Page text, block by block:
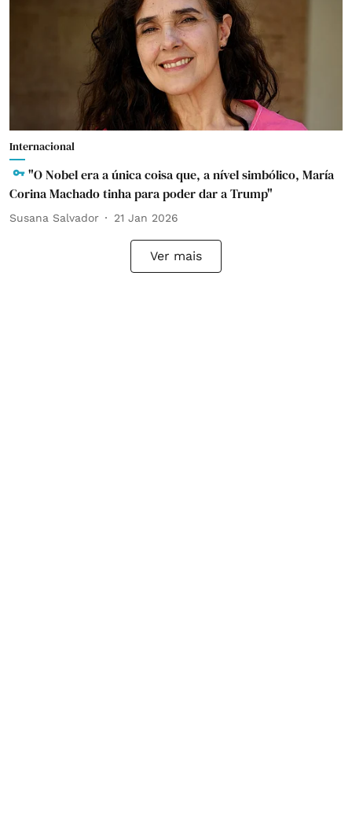
Internacional
"O Nobel era a única coisa que, a nível simbólico, María
Corina Machado tinha para poder dar a Trump"
Susana Salvador 21 Jan 2026
Ver mais